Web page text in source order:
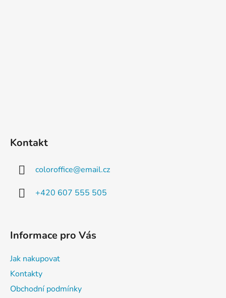
Kontakt
coloroffice@email.cz
+420 607 555 505
Informace pro Vás
Jak nakupovat
Kontakty
Obchodní podmínky